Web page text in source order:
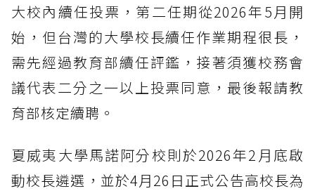
大校內續任投票，第二任期從2026年5月開
始，但台灣的大學校長續任作業期程很長，
需先經過教育部續任評鑑，接著須獲校務會
議代表二分之一以上投票同意，最後報請教
育部核定續聘。
夏威夷大學馬諾阿分校則於2026年2月底啟
動校長遴選，並於4月26日正式公告高校長為